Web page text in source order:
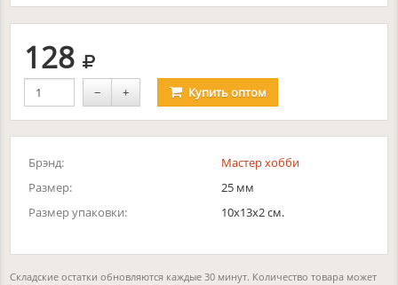
128 руб.
− + Купитьоптом
Брэнд:
Мастер хобби
Размер:
25 мм
Размер упаковки:
10x13x2 см.
Складские остатки обновляются каждые 30 минут. Количество товара может